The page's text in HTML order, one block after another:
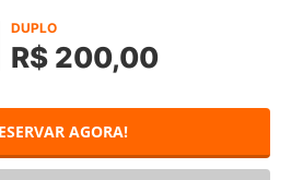
DUPLO
R$ 200,00
AGORA!